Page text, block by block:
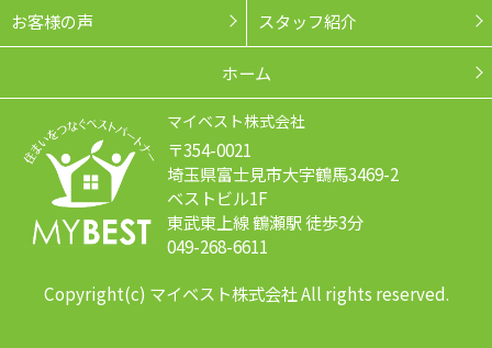
お客様の声 スタッフ紹介
ホーム
マイベスト株式会社
〒354-0021
埼玉県富士見市大字鶴馬3469-2
ベストビル1F
東武東上線 鶴瀬駅 徒歩3分
049-268-6611
Copyright(c) マイベスト株式会社 All rights reserved.